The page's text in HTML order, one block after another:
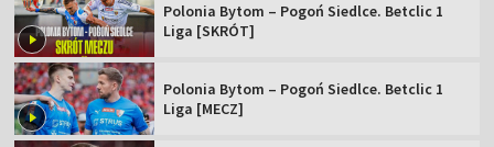
Polonia Bytom – Pogoń Siedlce. Betclic 1
Liga [SKRÓT]
Polonia Bytom – Pogoń Siedlce. Betclic 1
Liga [MECZ]